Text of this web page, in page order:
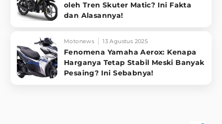
oleh Tren Skuter Matic? Ini Fakta
dan Alasannya!
Motonews 13 Agustus 2025
Fenomena Yamaha Aerox: Kenapa
Harganya Tetap Stabil Meski Banyak
Pesaing? Ini Sebabnya!